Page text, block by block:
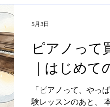
ことが少なくありま
わります。 だからこ
い響きの感覚」を日
と考えました。 運営
ン室を複数設けた方
でも、あえて20畳を
トも行えるレッスン
すぐに消え
ピアノって
｜はじめて
「ピアノって、やっ
験レッスンのあと、
5月3日